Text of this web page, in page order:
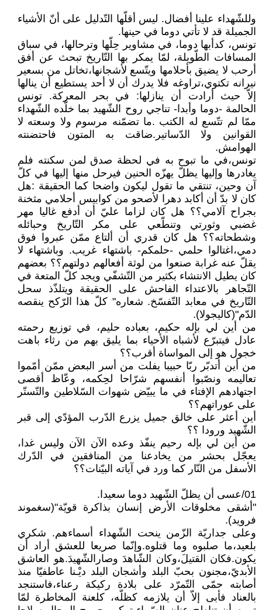
وللشّهداء علينا أفضال. ليس أقلّها التّدليل على أنّ الأشياء
الجميلة قد لا تأتي دوما في حينها.
تونس، كدأبها دوما، في مشاوير حِلّها وترحالها، في سباق
المسافات الطّويلة، لمّا يمكر بها التّاريخ تبحث عن أفق
أرحب لا يضيق بأحلامها ويتّسع لأشجانها،تخاتل من بسعير
نيرانه تكتوي،تراوغه فلا يدرك أن لا أحد يستطيع أن ينالها
إلاّ حيث أرادت أن ينازلها: في بحر المعركة. تونس
الحالمة -دوما وأبدا- تناجي روح الشّهيد بما خلّده الشّهداء
ممّا لم تتّسع له الكتب .ما تضمّنه مرسوم ولا وسعته لا
القوانين ولا الدّساتير.ضاقت به المتون فاحتضنته
الهوامش.
تونس،في ما تبوح به في لحظة صدق لمن سكنته فلم
يغادرها وإليها يظلّ يهزّه الحنين فيرحل منها إليها في كلّ
آن وحين، تنتقي ما تقول ليكون واضحا كما الحقيقة :هل
كان لا بدّ أن أكابد دهرا لأصحو من كوابيس أحلامي مثخنة
بجراح آلامي؟؟ هل كان لزاما عليّ أن أدفع غاليا مهر
غضبي وثورتي وتنطّعي على مكر التّاريخ وحبائله
وشطحاته؟؟ هل كان قدري أن ألتاع ممّن عبروا فوق
دمي،اغتالوا حلمي -حلمكم- باشتهاء غريب. وباشتهاء لا
يقلّ عنه غرابة صنعوا من لوثة أفعالهم دولتهم؟؟ بعضهم
كان يطيل الانتشاء بكثير من التّشفّي ويجد كلّ المتعة في
التّجاهر بالاعتداء الفاحش على الحقيقة ويتلذّذ سحل
التّاريخ في معابد التّفسّخ. شعاره" كلّ هذا الرّكح ينقصه
الدّم"(كاليجولا).
من أين لي بإله حكيم، بعباده حليم، في توزيع رحمته
عادل فيتبرّع لأشباه الأحياء بما يليق بهم من رثاء باهت
خجول هو إلى المواساة أقرب؟؟
من أين أتدبّر ربّا حبيبا يفلت من أسر البعض ممّن أمّموا
تعاليمه ونصّبوا أنفسهم شرّاحا لحِكمه، وعّاظ أقصى
اجتهادهم الإفتاء في ما يبيّض شهوات السّلاطين والتّستّر
على عوراتهم؟؟
أين أعثر على خالق جميل يزرع الدّرب المؤدّي إلى قبر
الشّهيد ورودا ؟؟
من أين لي بإله رحيم ينفّذ وعده الآن الآن وليس غدا،
يعجّل بحشر من يخادعنا من المنافقين في الدّرك
الأسفل من النّار كما ورد في آياته البيّنات؟؟
01/عسى أن يظلّ الشّهيد دوما سعيدا.
"أشقى مخلوقات الأرض إنسان بذاكرة قويّة"(سغموند
فرويد).
وعلى جداريّة الزّمن ينحت الشّهداء أسماءهم. شكري
بلعيد،ما صلبوه وما قتلوه.وإنّما صريعا للعشق أراد أن
يكون.فكان القتيلَ،وكان الشّاهدَ وصارالشّهيدَ.هو العاشق
الأبديّ،مجنون بحبّ البلد وأشجان البلد ديْـنا عاطفيّا منذ
أصابته حمّى التّمرّد على بلادة ركيكة رعناء،فاستنجد
بالعناد فأبى إلاّ أن يلازمه كظلّه، كلعنة المخاطرة لمّا